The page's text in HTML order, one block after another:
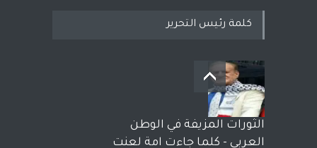
بعد معارك قضائية طاحنة كتب
وترافع فيها بنفسه مرة اخرى..
الشيخ طارق يوسف يقهر
الحكومة الأمريكية ، فأعطوه
الجنسية عن يد وهم صاغرون،
كلمة رئيس التحرير
الثورات المزيفة في الوطن
العربي - كلما جاءت امة لعنت